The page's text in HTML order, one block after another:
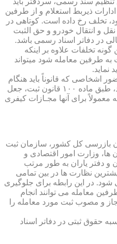
ذیربط استعلام و از طرفین
تخلف رخ داده است. کوتاهی در
و انتقال خودرو و حق الثبت
در دفاتر اسناد رسمی باشد.
تخلفات علاوه بر اینکه
طرفین معامله شود میتواند
نماید.
اشخاصی که قانوناً باید هنگام
تنظیم سند حضــــور داشته باشند، طبق ماده ۱۰۰ قانون ثبت، جعل
برای آنها مجـازات کیفری
بازرسی کل کشور، سازمان ثبت
ها، وزارت امور اقتصادی و
و دفتر یاران به طور مرتب
نظارت ها در بین تمامی
در این رابطه برای جلوگیری
معامله می توانند انجام
و مصوب ثبت مورد معامله را
حقوق ثبتی در دفاتر اسناد